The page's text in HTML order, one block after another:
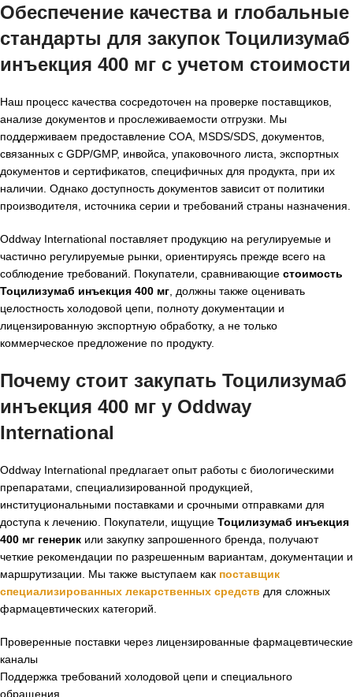
Обеспечение качества и глобальные
стандарты для закупок Тоцилизумаб
инъекция 400 мг с учетом стоимости
Наш процесс качества сосредоточен на проверке поставщиков,
анализе документов и прослеживаемости отгрузки. Мы
поддерживаем предоставление COA, MSDS/SDS, документов,
связанных с GDP/GMP, инвойса, упаковочного листа, экспортных
документов и сертификатов, специфичных для продукта, при их
наличии. Однако доступность документов зависит от политики
производителя, источника серии и требований страны назначения.
Oddway International поставляет продукцию на регулируемые и
частично регулируемые рынки, ориентируясь прежде всего на
соблюдение требований. Покупатели, сравнивающие стоимость
Тоцилизумаб инъекция 400 мг , должны также оценивать
целостность холодовой цепи, полноту документации и
лицензированную экспортную обработку, а не только
коммерческое предложение по продукту.
Почему стоит закупать Тоцилизумаб
инъекция 400 мг у Oddway
International
Oddway International предлагает опыт работы с биологическими
препаратами, специализированной продукцией,
институциональными поставками и срочными отправками для
доступа к лечению. Покупатели, ищущие Тоцилизумаб инъекция
400 мг генерик или закупку запрошенного бренда, получают
четкие рекомендации по разрешенным вариантам, документации и
маршрутизации. Мы также выступаем как поставщик
специализированных лекарственных средств для сложных
фармацевтических категорий.
Проверенные поставки через лицензированные фармацевтические
каналы
Поддержка требований холодовой цепи и специального
обращения